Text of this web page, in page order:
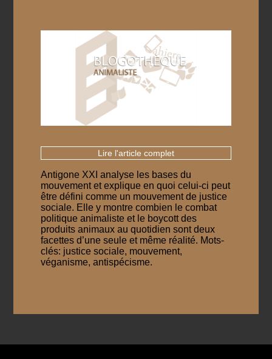
Lire l'article complet
Antigone XXI analyse les bases du
mouvement et explique en quoi celui-ci peut
être défini comme un mouvement de justice
sociale. Elle y montre combien le combat
politique animaliste et le boycott des
produits animaux au quotidien sont deux
facettes d’une seule et même réalité. Mots-
clés: justice sociale, mouvement,
véganisme, antispécisme.